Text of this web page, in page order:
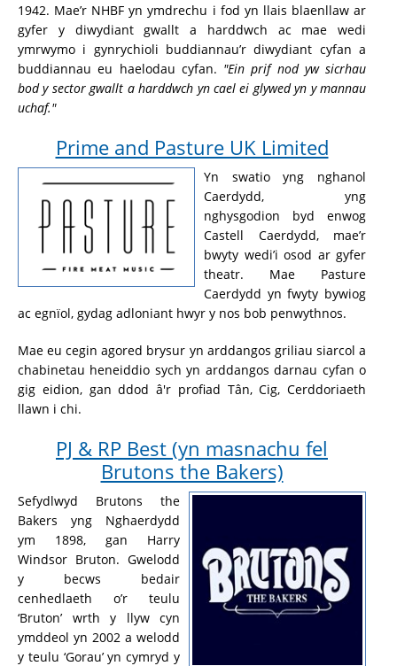
1942. Mae’r NHBF yn ymdrechu i fod yn llais blaenllaw ar
gyfer y diwydiant gwallt a harddwch ac mae wedi
ymrwymo i gynrychioli buddiannau’r diwydiant cyfan a
buddiannau eu haelodau cyfan. "Ein prif nod yw sicrhau
bod y sector gwallt a harddwch yn cael ei glywed yn y mannau
uchaf."
Prime and Pasture UK Limited
Yn swatio yng nghanol
Caerdydd, yng
nghysgodion byd enwog
Castell Caerdydd, mae’r
bwyty wedi’i osod ar gyfer
theatr. Mae Pasture
Caerdydd yn fwyty bywiog
ac egnïol, gydag adloniant hwyr y nos bob penwythnos.
Mae eu cegin agored brysur yn arddangos griliau siarcol a
chabinetau heneiddio sych yn arddangos darnau cyfan o
gig eidion, gan ddod â'r profiad Tân, Cig, Cerddoriaeth
llawn i chi.
PJ & RP Best (yn masnachu fel
Brutons the Bakers)
Sefydlwyd Brutons the
Bakers yng Nghaerdydd
ym 1898, gan Harry
Windsor Bruton. Gwelodd
y becws bedair
cenhedlaeth o’r teulu
‘Bruton’ wrth y llyw cyn
ymddeol yn 2002 a welodd
y teulu ‘Gorau’ yn cymryd y